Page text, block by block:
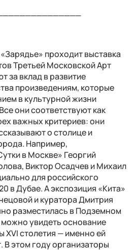
проходит выставка
Третьей Московской Арт
за вклад в развитие
произведениям, которые
в культурной жизни
они соответствуют как
важных критериев: они
о столице и
Например,
в Москве» Георгий
Виктор Осадчев и Михаил
для российского
в Дубае. А экспозиция «Кита»
и куратора Дмитрия
разместилась в Подземном
увидеть основание
XVI столетия — именно ей
В этом году организаторы